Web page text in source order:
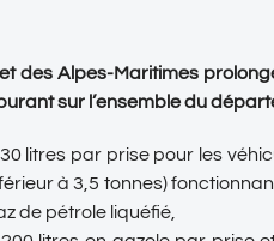
des Alpes-Maritimes
sur l’ensemble du
litres par prise pour les
à 3,5 tonnes)
de pétrole liquéfié,